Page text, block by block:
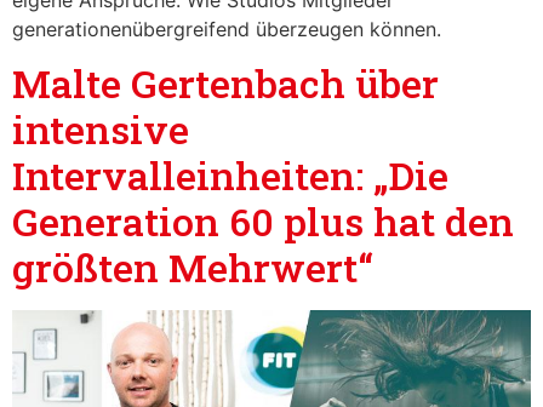
generationenübergreifend überzeugen können.
Malte Gertenbach über
intensive
Intervalleinheiten: „Die
Generation 60 plus hat den
größten Mehrwert“